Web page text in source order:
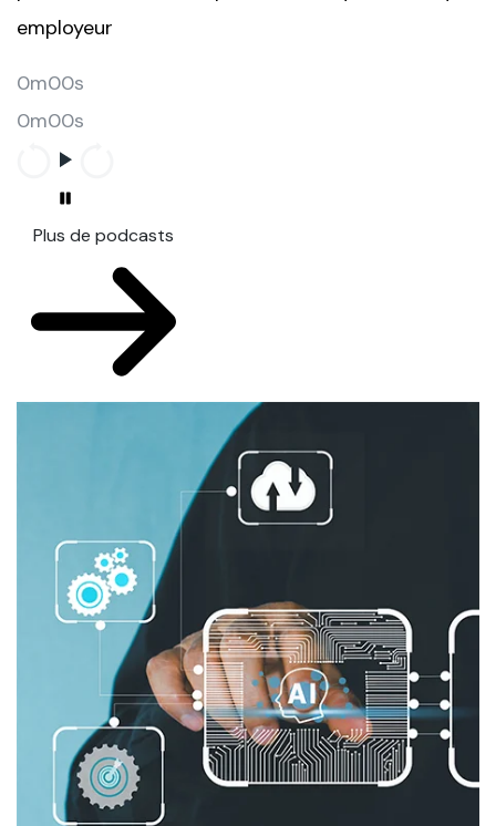
employeur
0m00s
0m00s
Plus de podcasts